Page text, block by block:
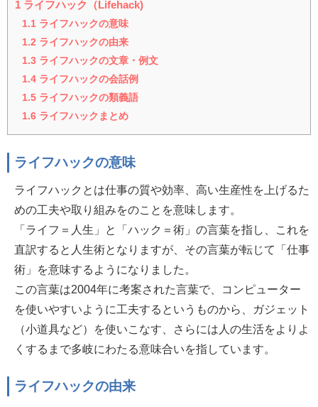
1 ライフハック（Lifehack)
1.1 ライフハックの意味
1.2 ライフハックの由来
1.3 ライフハックの文章・例文
1.4 ライフハックの会話例
1.5 ライフハックの類義語
1.6 ライフハックまとめ
ライフハックの意味
ライフハックとは仕事の質や効率、高い生産性を上げるた
めの工夫や取り組みをのことを意味します。
「ライフ＝人生」と「ハック＝術」の言葉を指し、これを
直訳すると人生術となりますが、その言葉が転じて「仕事
術」を意味するようになりました。
この言葉は2004年に考案された言葉で、コンピューター
を使いやすいように工夫するというものから、ガジェット
（小道具など）を使いこなす、さらには人の生活をよりよ
くするまで多岐にわたる意味合いを指しています。
ライフハックの由来